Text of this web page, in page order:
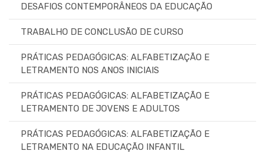
DESAFIOS CONTEMPORÂNEOS DA EDUCAÇÃO
TRABALHO DE CONCLUSÃO DE CURSO
PRÁTICAS PEDAGÓGICAS: ALFABETIZAÇÃO E
LETRAMENTO NOS ANOS INICIAIS
PRÁTICAS PEDAGÓGICAS: ALFABETIZAÇÃO E
LETRAMENTO DE JOVENS E ADULTOS
PRÁTICAS PEDAGÓGICAS: ALFABETIZAÇÃO E
LETRAMENTO NA EDUCAÇÃO INFANTIL